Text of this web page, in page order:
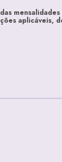
aplicáveis,